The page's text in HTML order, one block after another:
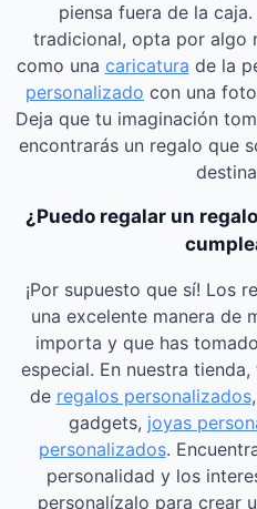
piensa fuera de la
tradicional, opta por algo
como una caricatura de la
personalizado con una
Deja que tu imaginación
encontrarás un regalo que
¿Puedo regalar un
¡Por supuesto que sí! Los
una excelente manera de
importa y que has
especial. En nuestra
de regalos personalizados
gadgets, joyas
personalizados.
personalidad y los
personalízalo para crear